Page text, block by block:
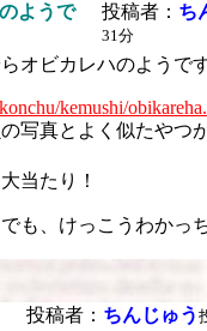
ようで
投稿者： ち
31分
オビカレハのようです
kemushi/
写真とよく似たやつ
当たり！
も、けっこうわかっ
投稿者： ちんじゅう